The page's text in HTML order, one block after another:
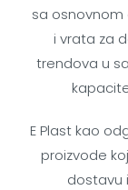
sa
i vrata za
trendova u
E Plast kao
proizvode
dostavu